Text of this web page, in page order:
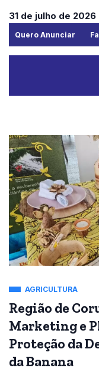
31 de julho de 2026
Quero Anunciar
AGRICULTURA
Região de
Marketing e
Proteção da
da Banana